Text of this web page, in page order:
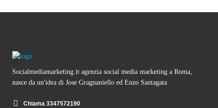
Socialmediamarketing.it agenzia social media marketing a Roma,
nasce da un'idea di Jose Gragnaniello ed Enzo Santagata
Chiama 3347572190